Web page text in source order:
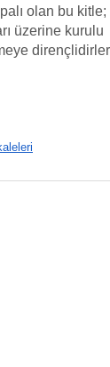
olan bu kitle;
üzerine kurulu